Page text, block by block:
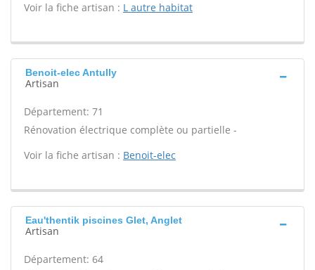
Voir la fiche artisan : L autre habitat
Benoit-elec Antully
Artisan
Département: 71
Rénovation électrique complète ou partielle -
Voir la fiche artisan : Benoit-elec
Eau'thentik piscines Glet, Anglet
Artisan
Département: 64